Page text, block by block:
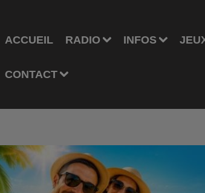
ACCUEIL RADIO INFOS
CONTACT